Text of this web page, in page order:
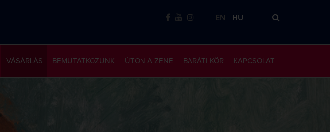
EN HU
KAPCSOLAT
BARÁTI KÖR
ÚTON A ZENE
VÁSÁRLÁS BEMUTATKOZUNK